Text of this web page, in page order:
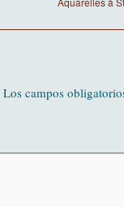
Los campos